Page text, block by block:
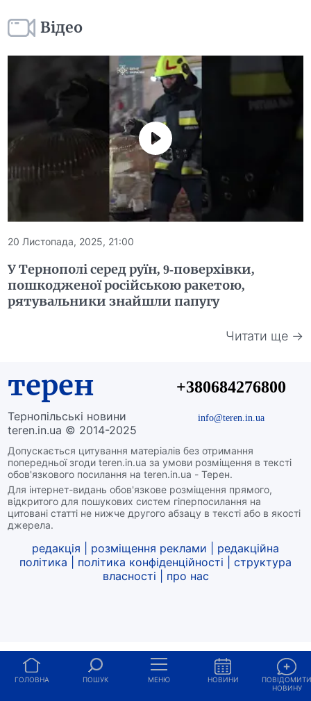
Відео
20 Листопада, 2025, 21:00
У Тернополі серед руїн, 9-поверхівки,
пошкодженої російською ракетою,
рятувальники знайшли папугу
Читати ще →
терен
Тернопільські новини
teren.in.ua © 2014-2025
Допускається цитування матеріалів без отримання
попередньої згоди teren.in.ua за умови розміщення в тексті
обов'язкового посилання на teren.in.ua - Терен.
Для інтернет-видань обов'язкове розміщення прямого,
відкритого для пошукових систем гіперпосилання на
цитовані статті не нижче другого абзацу в тексті або в якості
джерела.
+380684276800
info@teren.in.ua
редакція розміщення реклами
редакційна
політика
політика конфіденційності
структура
власності
про нас
ГОЛОВНА ПОШУК МЕНЮ НОВИНИ
НОВИНУ